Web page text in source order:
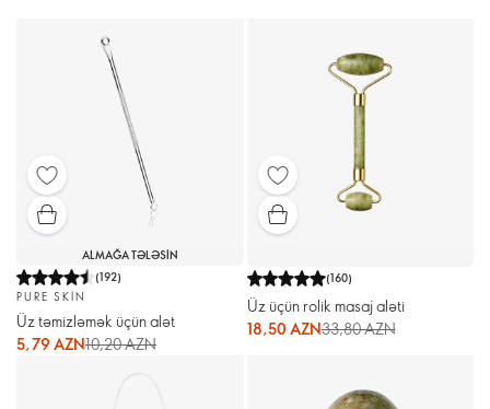
ALMAĞA TƏLƏSIN
(192)
PURE SKIN
Üz təmizləmək üçün alət
5,79 AZN10,20 AZN
(160)
Üz üçün rolik masaj aləti
18,50 AZN33,80 AZN